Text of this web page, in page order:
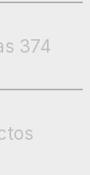
374